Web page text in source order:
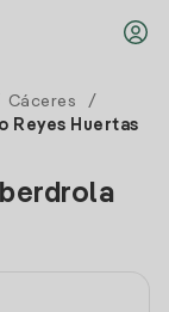
Cáceres
/
Reyes Huertas